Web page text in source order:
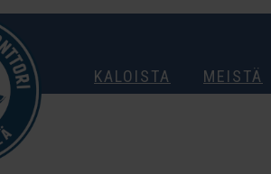
KALOISTA MEISTÄ